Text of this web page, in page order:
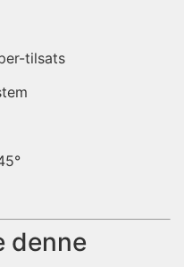
tilsats
denne